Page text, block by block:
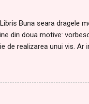
Buna seara dragele
din doua motive:
de realizarea unui vis. Ar
stiu. In casa unde am
mica atunci si
oare ce se